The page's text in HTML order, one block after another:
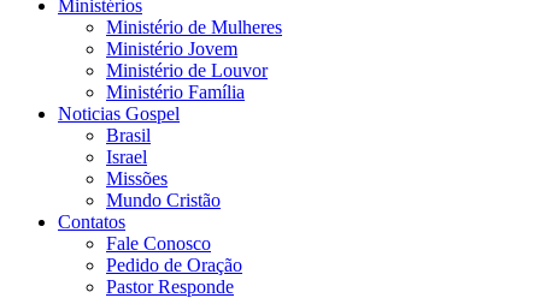
Ministérios
Ministério de Mulheres
Ministério Jovem
Ministério de Louvor
Ministério Família
Noticias Gospel
Brasil
Israel
Missões
Mundo Cristão
Contatos
Fale Conosco
Pedido de Oração
Pastor Responde